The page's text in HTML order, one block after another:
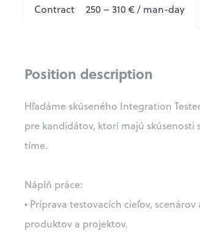
Contract 250 – 310 € / man-day
Position description
Hľadáme skúseného Integration
pre kandidátov, ktorí majú
tíme.
Náplň práce:
• Príprava testovacích cieľov,
produktov a projektov.